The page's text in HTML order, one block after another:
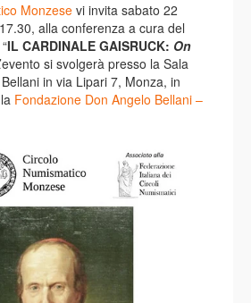
Monzese vi invita sabato 22
alla conferenza a cura del
IL CARDINALE GAISRUCK: On
si svolgerà presso la Sala
in via Lipari 7, Monza, in
Fondazione Don Angelo Bellani –